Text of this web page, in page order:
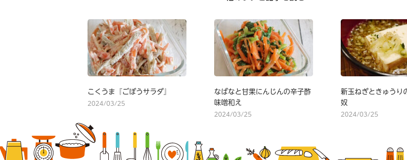
こくうま『ごぼうサラダ』
2024/03/25
なばなと甘果にんじんの辛子酢
味噌和え
2024/03/25
新玉ねぎときゅうり
奴
2024/03/25